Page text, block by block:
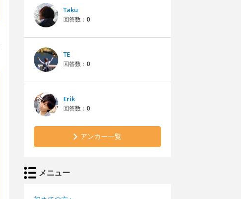
Taku
回答数： 0
TE
回答数： 0
Erik
回答数： 0
アンカー一覧
メニュー